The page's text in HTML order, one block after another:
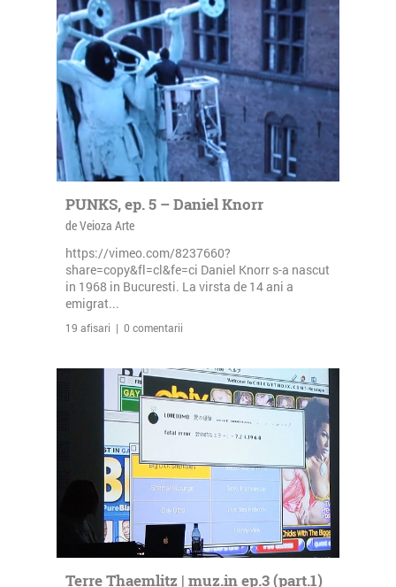
PUNKS, ep. 5 – Daniel Knorr
de Veioza Arte
https://vimeo.com/8237660?
share=copy&fl=cl&fe=ci Daniel Knorr s-a nascut
in 1968 in Bucuresti. La virsta de 14 ani a
emigrat...
19 afisari | 0 comentarii
Terre Thaemlitz | muz.in ep.3 (part.1)